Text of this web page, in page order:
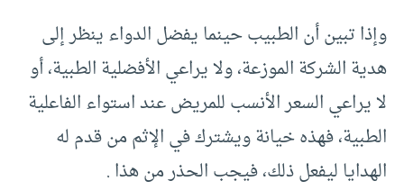
وإذا تبين أن الطبيب حينما يفضل الدواء ينظر إلى
هدية الشركة الموزعة، ولا يراعي الأفضلية الطبية، أو
لا يراعي السعر الأنسب للمريض عند استواء الفاعلية
الطبية، فهذه خيانة ويشترك في الإثم من قدم له
الهدايا ليفعل ذلك، فيجب الحذر من هذا .